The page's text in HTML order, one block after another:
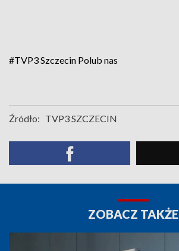
#TVP3 Szczecin Polub nas
Źródło: TVP3 SZCZECIN
ZOBACZ TAKŻE